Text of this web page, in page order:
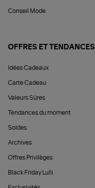
Conseil Mode
OFFRES ET TENDANCES
Idées Cadeaux
Carte Cadeau
Valeurs Sûres
Tendances du moment
Soldes
Archives
Offres Privilèges
Black Friday Lulli